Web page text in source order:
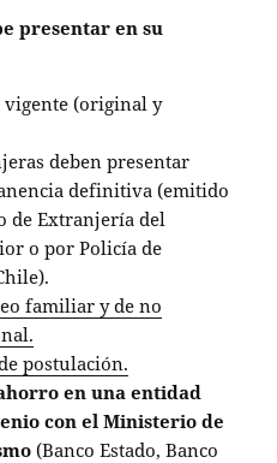
presentar en su
vigente (original y
deben presentar
definitiva (emitido
de Extranjería del
o por Policía de
familiar y de no
postulación.
en una entidad
con el Ministerio de
(Banco Estado, Banco